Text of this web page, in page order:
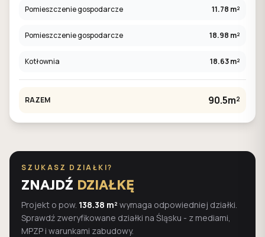
Pomieszczenie gospodarcze 11.78 m²
Pomieszczenie gospodarcze 18.98 m²
Kotłownia 18.63 m²
RAZEM 90.5m²
SZUKASZ DZIAŁKI?
ZNAJDŹ DZIAŁKĘ
Projekt o pow. 138.38 m² wymaga odpowiedniej działki.
Sprawdź zweryfikowane działki na Śląsku - z mediami,
MPZP i warunkami zabudowy.